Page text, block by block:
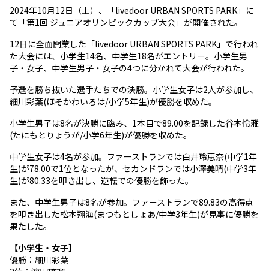
2024年10月12日（土）、「livedoor URBAN SPORTS PARK」に
て「第1回 ジュニアオリンピックカップ大会」が開催された。
12日に全面開業した「livedoor URBAN SPORTS PARK」で行われ
た大会には、小学生14名、中学生18名がエントリー。小学生男
子・女子、中学生男子・女子の4つに分かれて大会が行われた。
予選を勝ち抜いた選手たちでの決勝。小学生女子は2人が参加し、
細川彩葉(ほそかわいろは/小学5年生)が優勝を収めた。
小学生男子は8名が決勝に臨み、1本目で89.00を記録した谷本怜雅
(たにもとりょうが/小学6年生)が優勝を収めた。
中学生女子は4名が参加。ファーストランでは白井玲恵奈(中学1年
生)が78.00で1位となったが、セカンドランでは小澤美晴(中学3年
生)が80.33を叩き出し、逆転での優勝を飾った。
また、中学生男子は8名が参加。ファーストランで89.83の高得点
を叩き出した松本翔海(まつもとしょあ/中学3年生)が見事に優勝を
果たした。
【小学生・女子】
優勝：細川彩葉